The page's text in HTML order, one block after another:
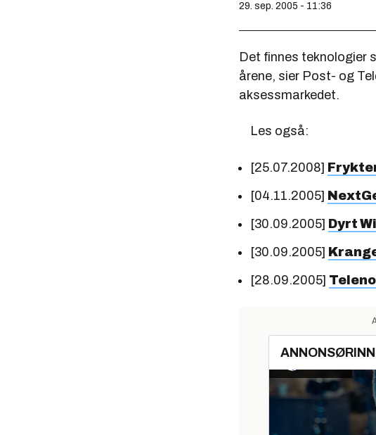
29. sep. 2005 - 11:36
Det finnes teknologier
årene, sier Post- og
aksessmarkedet.
Les også:
[25.07.2008]
[04.11.2005]
[30.09.2005] Dyrt
[30.09.2005]
[28.09.2005]